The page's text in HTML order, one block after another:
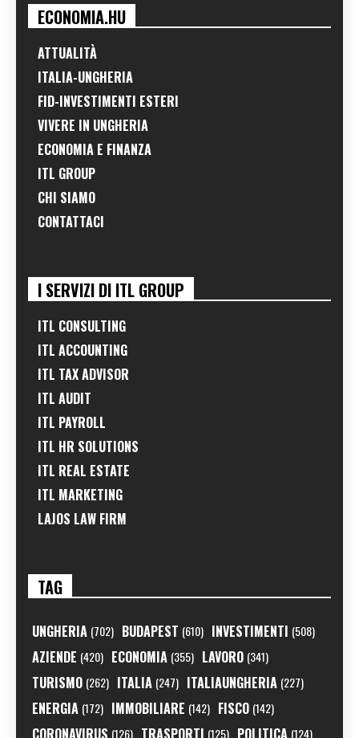
ECONOMIA.HU
ATTUALITÀ
ITALIA-UNGHERIA
FID-INVESTIMENTI ESTERI
VIVERE IN UNGHERIA
ECONOMIA E FINANZA
ITL GROUP
CHI SIAMO
CONTATTACI
I SERVIZI DI ITL GROUP
ITL CONSULTING
ITL ACCOUNTING
ITL TAX ADVISOR
ITL AUDIT
ITL PAYROLL
ITL HR SOLUTIONS
ITL REAL ESTATE
ITL MARKETING
LAJOS LAW FIRM
TAG
UNGHERIA (702) BUDAPEST (610) INVESTIMENTI (508)
AZIENDE (420) ECONOMIA (355) LAVORO (341)
TURISMO (262) ITALIA (247) ITALIAUNGHERIA (227)
ENERGIA (172) IMMOBILIARE (142) FISCO (142)
CORONAVIRUS (126) TRASPORTI (125) POLITICA (124)